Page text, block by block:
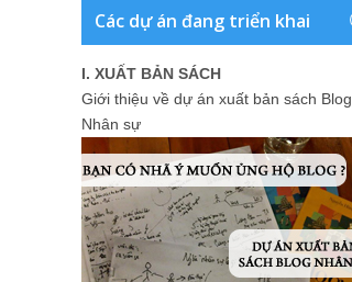
Các dự án đang triển khai
I. XUẤT BẢN SÁCH
Giới thiệu về dự án xuất bản sách Blog
Nhân sự